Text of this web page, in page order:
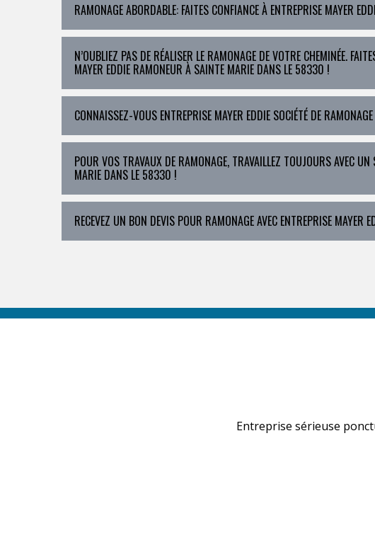
RAMONAGE ABORDABLE: FAITES CONFIANCE À ENTREPRISE MAYER
N’OUBLIEZ PAS DE RÉALISER LE RAMONAGE DE VOTRE CHEMINÉE.
MAYER EDDIE RAMONEUR À SAINTE MARIE DANS LE 58330 !
CONNAISSEZ-VOUS ENTREPRISE MAYER EDDIE SOCIÉTÉ DE
POUR VOS TRAVAUX DE RAMONAGE, TRAVAILLEZ TOUJOURS AVEC
MARIE DANS LE 58330 !
RECEVEZ UN BON DEVIS POUR RAMONAGE AVEC ENTREPRISE
Entreprise sérieuse